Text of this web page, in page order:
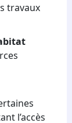
travaux
l’accès